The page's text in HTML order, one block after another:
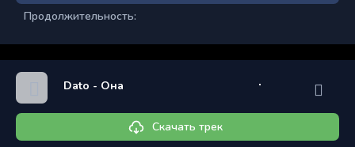
Продолжительность:
Dato - Она
Скачать трек